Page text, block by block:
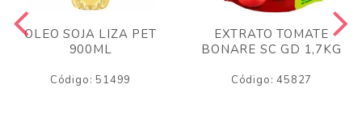
OLEO SOJA LIZA PET
900ML
Código: 51499
EXTRATO TOMATE
BONARE SC GD 1,7KG
Código: 45827